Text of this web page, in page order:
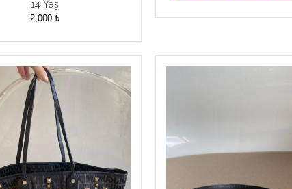
14 Yaş
2,000₺